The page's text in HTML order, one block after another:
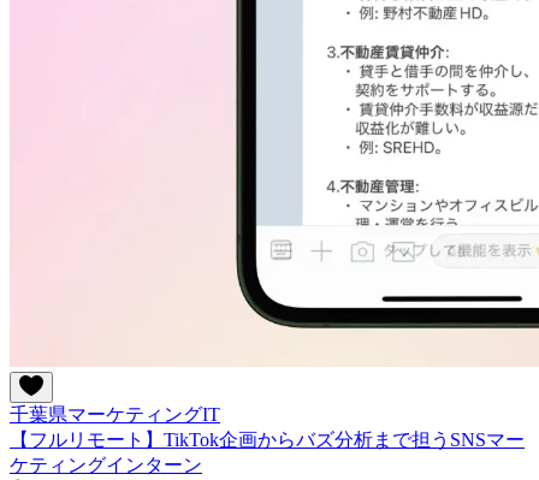
千葉県マーケティングIT
【フルリモート】TikTok企画からバズ分析まで担うSNSマー
ケティングインターン